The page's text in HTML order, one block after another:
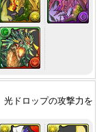
光ドロップの攻撃力を